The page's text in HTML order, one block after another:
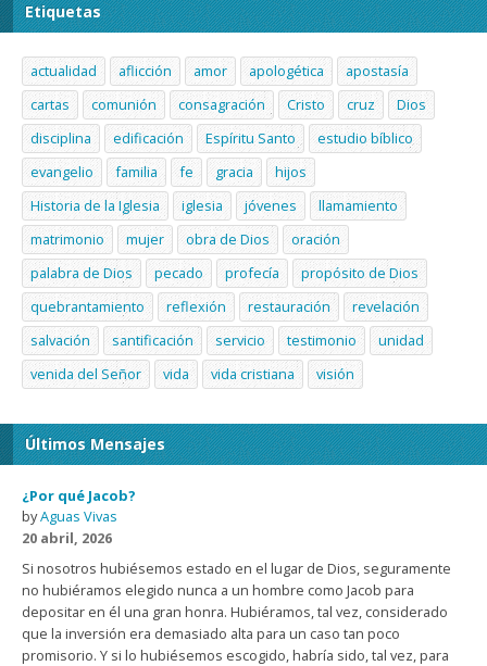
Etiquetas
actualidad aflicción amor apologética
apostasía
cartas
comunión consagración Cristo cruz
Dios
disciplina
edificación Espíritu Santo
estudio bíblico
evangelio
familia fe gracia
hijos
Historia de la Iglesia
iglesia jóvenes
llamamiento
matrimonio
mujer obra de Dios
oración
palabra de Dios
pecado profecía
propósito de Dios
quebrantamiento
reflexión restauración
revelación
salvación
santificación servicio testimonio
unidad
venida del Señor
vida vida cristiana visión
Últimos Mensajes
¿Por qué Jacob?
byAguas Vivas
20 abril, 2026
Si nosotros hubiésemos estado en el lugar de Dios, seguramente
no hubiéramos elegido nunca a un hombre como Jacob para
depositar en él una gran honra. Hubiéramos, tal vez, considerado
que la inversión era demasiado alta para un caso tan poco
promisorio. Y si lo hubiésemos escogido, habría sido, tal vez, para